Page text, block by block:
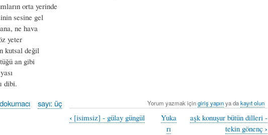
orta yerinde
sesine gel
ne hava
yeter
kutsal değil
an gibi
dibi.
sayı: üç Yorum yazmak içingiriş yapınya dakayıt olun
‹ [isimsiz] - gülay güngül
Yuka
rı
aşk konuşur bütün dilleri -
tekin gönenç ›